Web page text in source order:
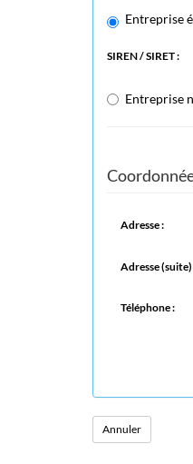
Entreprise
SIREN / SIRET :
Entreprise
Adresse :
Téléphone :